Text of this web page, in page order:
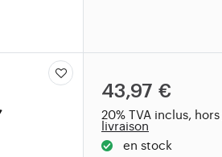
43,97 €
20% TVA inclus, hors
livraison
en stock